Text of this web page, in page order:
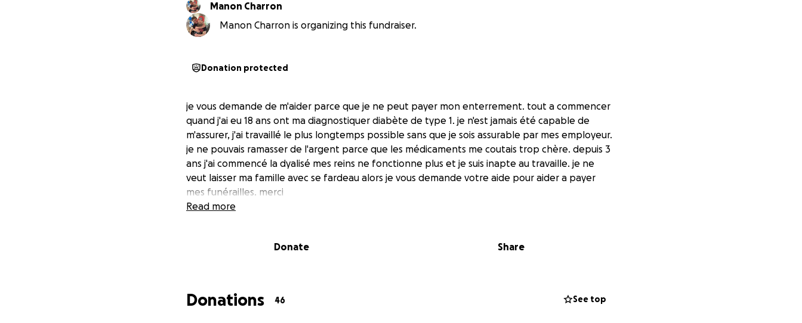
Manon Charron
Manon Charron is organizing this fundraiser.
Donation protected
je vous demande de m'aider parce que je ne peut payer mon enterrement. tout a commencer
quand j'ai eu 18 ans ont ma diagnostiquer diabète de type 1. je n'est jamais été capable de
m'assurer, j'ai travaillé le plus longtemps possible sans que je sois assurable par mes employeur.
je ne pouvais ramasser de l'argent parce que les médicaments me coutais trop chère. depuis 3
ans j'ai commencé la dyalisé mes reins ne fonctionne plus et je suis inapte au travaille. je ne
veut laisser ma famille avec se fardeau alors je vous demande votre aide pour aider a payer
mes funérailles. merci
Read more
Donate Share
Donations 46 See top